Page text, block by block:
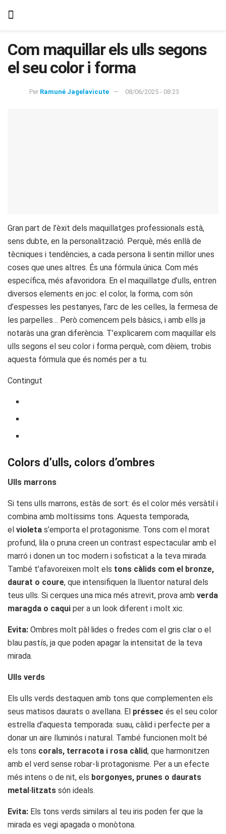
Com maquillar els ulls segons
el seu color i forma
Per Ramuné Jagelavicute 08/06/2025 - 08:23
Gran part de l’èxit dels maquillatges professionals està,
sens dubte, en la personalització. Perquè, més enllà de
tècniques i tendències, a cada persona li sentin millor unes
coses que unes altres. És una fórmula única. Com més
específica, més afavoridora. En el maquillatge d’ulls, entren
diversos elements en joc: el color, la forma, com són
d’espesses les pestanyes, l’arc de les celles, la fermesa de
les parpelles… Però comencem pels bàsics, i amb ells ja
notaràs una gran diferència. T’explicarem com maquillar els
ulls segons el seu color i forma perquè, com dèiem, trobis
aquesta fórmula que és només per a tu.
Contingut
Colors d’ulls, colors d’ombres
Ulls marrons
Si tens ulls marrons, estàs de sort: és el color més versàtil i
combina amb moltíssims tons. Aquesta temporada,
el violeta s’emporta el protagonisme. Tons com el morat
profund, lila o pruna creen un contrast espectacular amb el
marró i donen un toc modern i sofisticat a la teva mirada.
També t’afavoreixen molt els tons càlids com el bronze,
daurat o coure, que intensifiquen la lluentor natural dels
teus ulls. Si cerques una mica més atrevit, prova amb verda
maragda o caqui per a un look diferent i molt xic.
Evita: Ombres molt pàl·lides o fredes com el gris clar o el
blau pastís, ja que poden apagar la intensitat de la teva
mirada.
Ulls verds
Els ulls verds destaquen amb tons que complementen els
seus matisos daurats o avellana. El préssec és el seu color
estrella d’aquesta temporada: suau, càlid i perfecte per a
donar un aire lluminós i natural. També funcionen molt bé
els tons corals, terracota i rosa càlid, que harmonitzen
amb el verd sense robar-li protagonisme. Per a un efecte
més intens o de nit, els borgonyes, prunes o daurats
metal·litzats són ideals.
Evita: Els tons verds similars al teu iris poden fer que la
mirada es vegi apagada o monòtona.